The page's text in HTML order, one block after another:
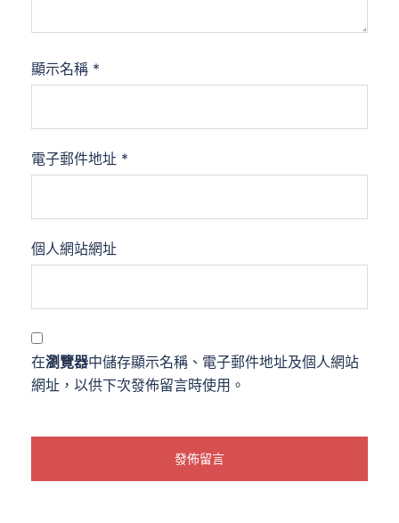
顯示名稱 *
電子郵件地址 *
個人網站網址
在瀏覽器中儲存顯示名稱、電子郵件地址及個人網站
網址，以供下次發佈留言時使用。